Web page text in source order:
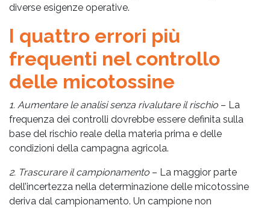
diverse esigenze operative.
I quattro errori più
frequenti nel controllo
delle micotossine
1. Aumentare le analisi senza rivalutare il rischio – La
frequenza dei controlli dovrebbe essere definita sulla
base del rischio reale della materia prima e delle
condizioni della campagna agricola.
2. Trascurare il campionamento – La maggior parte
dell’incertezza nella determinazione delle micotossine
deriva dal campionamento. Un campione non